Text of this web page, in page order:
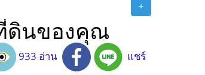
+
ดินของคุณ
933 อ่าน แชร์